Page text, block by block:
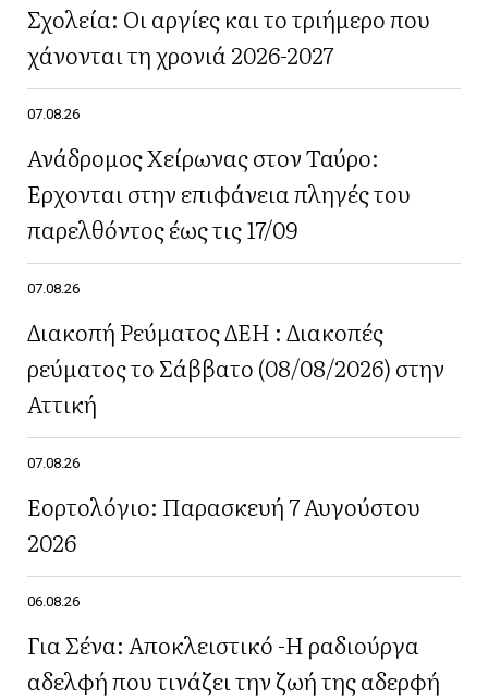
Σχολεία: Οι αργίες και το τριήμερο που
χάνονται τη χρονιά 2026-2027
07.08.26
Ανάδρομος Χείρωνας στον Ταύρο:
Έρχονται στην επιφάνεια πληγές του
παρελθόντος έως τις 17/09
07.08.26
Διακοπή Ρεύματος ΔΕΗ : Διακοπές
ρεύματος το Σάββατο (08/08/2026) στην
Αττική
07.08.26
Εορτολόγιο: Παρασκευή 7 Αυγούστου
2026
06.08.26
Για Σένα: Αποκλειστικό -Η ραδιούργα
αδελφή που τινάζει την ζωή της αδερφή